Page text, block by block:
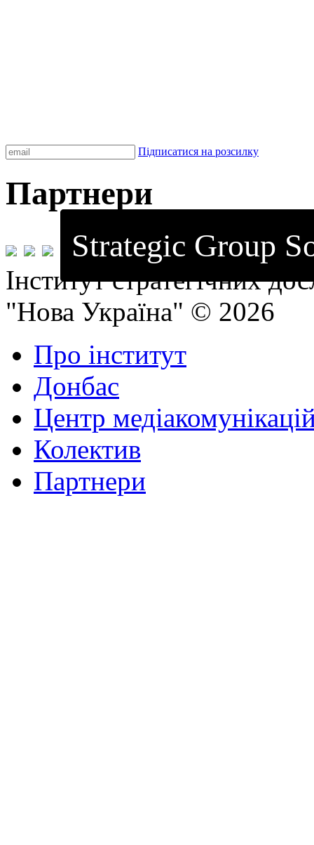
Підписатися на розсилку
Партнери
Strategic Group
Інститут стратегічних
"Нова Україна" © 2026
Про інститут
Донбас
Центр
Колектив
Партнери